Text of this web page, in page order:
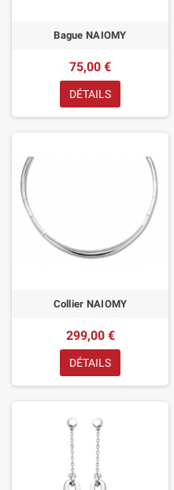
Bague NAIOMY
75,00 €
DÉTAILS
Collier NAIOMY
299,00 €
DÉTAILS